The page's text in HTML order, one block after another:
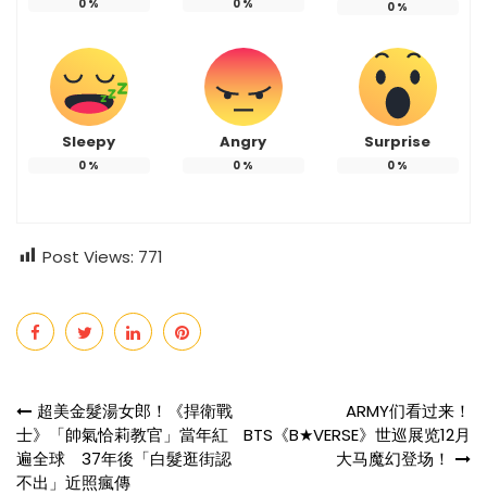
0 % 0 % 0 %
Sleepy
0 %
Angry
0 %
Surprise
0 %
Post Views: 771
Post
navigation
超美金髮湯女郎！《捍衛戰
士》「帥氣恰莉教官」當年紅
遍全球 37年後「白髮逛街認
不出」近照瘋傳
ARMY们看过来！
BTS《B★VERSE》世巡展览12月
大马魔幻登场！